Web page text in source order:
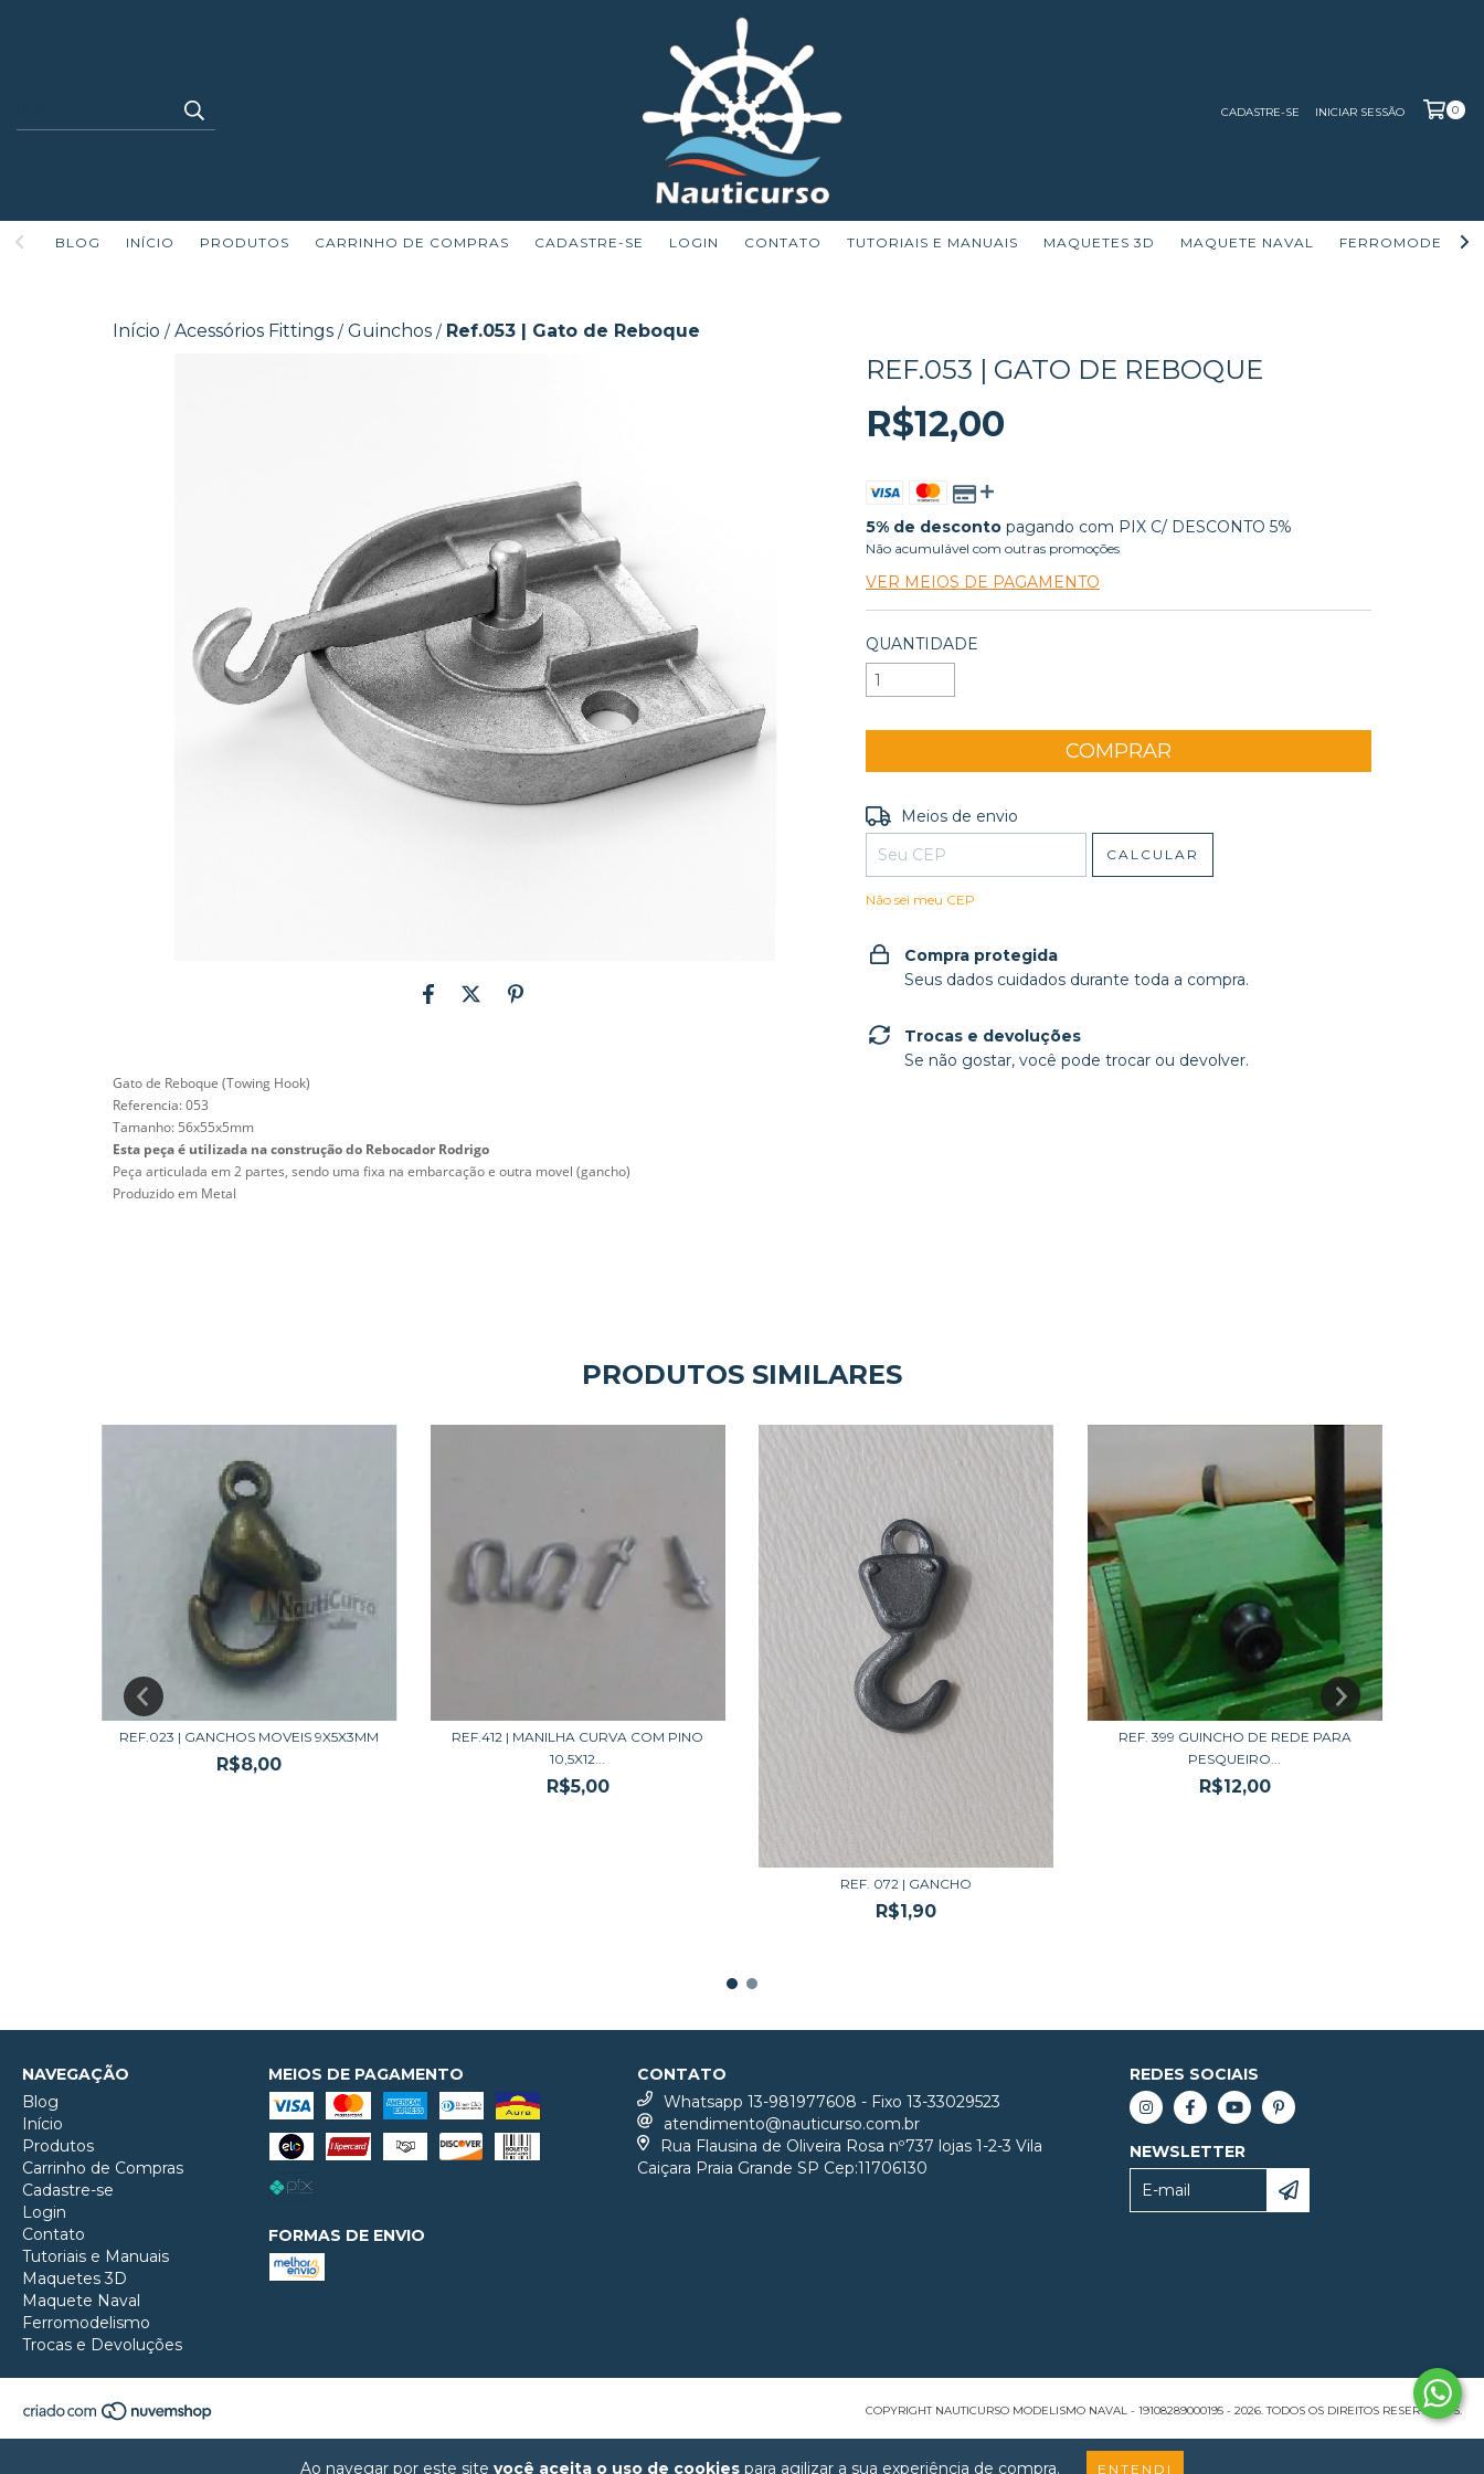
Ao navegar por este site você aceita o uso de cookies para agilizar a sua experiência de compra. ENTENDI
CADASTRE-SE INICIAR SESSÃO 0
BLOG INÍCIO PRODUTOS CARRINHO DE COMPRAS CADASTRE-SE LOGIN CONTATO TUTORIAIS E MANUAIS MAQUETES 3D MAQUETE NAVAL
Início / Acessórios Fittings / Guinchos / Ref.053 | Gato de Reboque
Gato de Reboque (Towing Hook)
Referencia: 053
Tamanho: 56x55x5mm
Esta peça é utilizada na construção do Rebocador Rodrigo
Peça articulada em 2 partes, sendo uma fixa na embarcação e outra movel (gancho)
Produzido em Metal
REF.053 | GATO DE REBOQUE
R$12,00
5% de desconto pagando com PIX C/ DESCONTO 5%
Não acumulável com outras promoções
VER MEIOS DE PAGAMENTO
QUANTIDADE
Entregas para o CEP:
Meios de envio
CALCULAR
Não sei meu CEP
Compra protegida
Seus dados cuidados durante toda a compra.
Trocas e devoluções
Se não gostar, você pode trocar ou devolver.
PRODUTOS SIMILARES
REF.023 | GANCHOS MOVEIS 9X5X3MM
R$8,00
REF.412 | MANILHA CURVA COM PINO
10,5X12...
R$5,00
REF. 072 | GANCHO
R$1,90
REF. 399 GUINCHO DE REDE PARA
PESQUEIRO...
R$12,00
NAVEGAÇÃO
Blog
Início
Produtos
Carrinho de Compras
Cadastre-se
Login
Contato
Tutoriais e Manuais
Maquetes 3D
Maquete Naval
Ferromodelismo
Trocas e Devoluções
MEIOS DE PAGAMENTO
FORMAS DE ENVIO
CONTATO
Whatsapp 13-981977608 - Fixo 13-33029523
atendimento@nauticurso.com.br
Rua Flausina de Oliveira Rosa nº737 lojas 1-2-3 Vila
Caiçara Praia Grande SP Cep:11706130
REDES SOCIAIS
NEWSLETTER
COPYRIGHT NAUTICURSO MODELISMO NAVAL - 19108289000195 - 2026. TODOS OS DIREITOS RESERVADOS.